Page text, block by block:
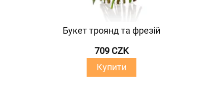
Букет троянд та фрезій
709 CZK
Купити